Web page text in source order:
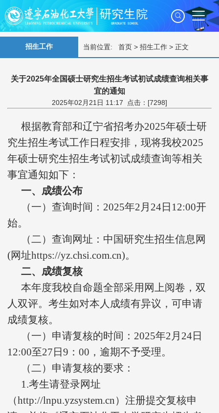
招生工作 当前位置: 首页 > 招生工作 > 正文
关于2025年全国硕士研究生招生考试初试成绩查询相关事
宜的通知
2025年02月21日 11:17 点击：[7298]
根据教育部和辽宁省招考办2025年硕士研
究生招生考试工作日程安排，现将我校2025
年硕士研究生招生考试初试成绩查询等相关
事宜通知如下：
一、成绩公布
（一）查询时间： 2025年2月24日 12:00开
始。
（二）查询网址：中国研究生招生信息网
(网址https://yz.chsi.com.cn)。
二、成绩复核
本年度我校自命题全部采用网上阅卷，双
人双评。考生如对本人成绩有异议，可申请
成绩复核。
（一）申请复核的时间：2025年2月24日
12:00至27日9：00，逾期不予受理。
（二）申请复核的要求：
1.考生请登录网址
（http://lnpu.yzsystem.cn）注册提交复核申